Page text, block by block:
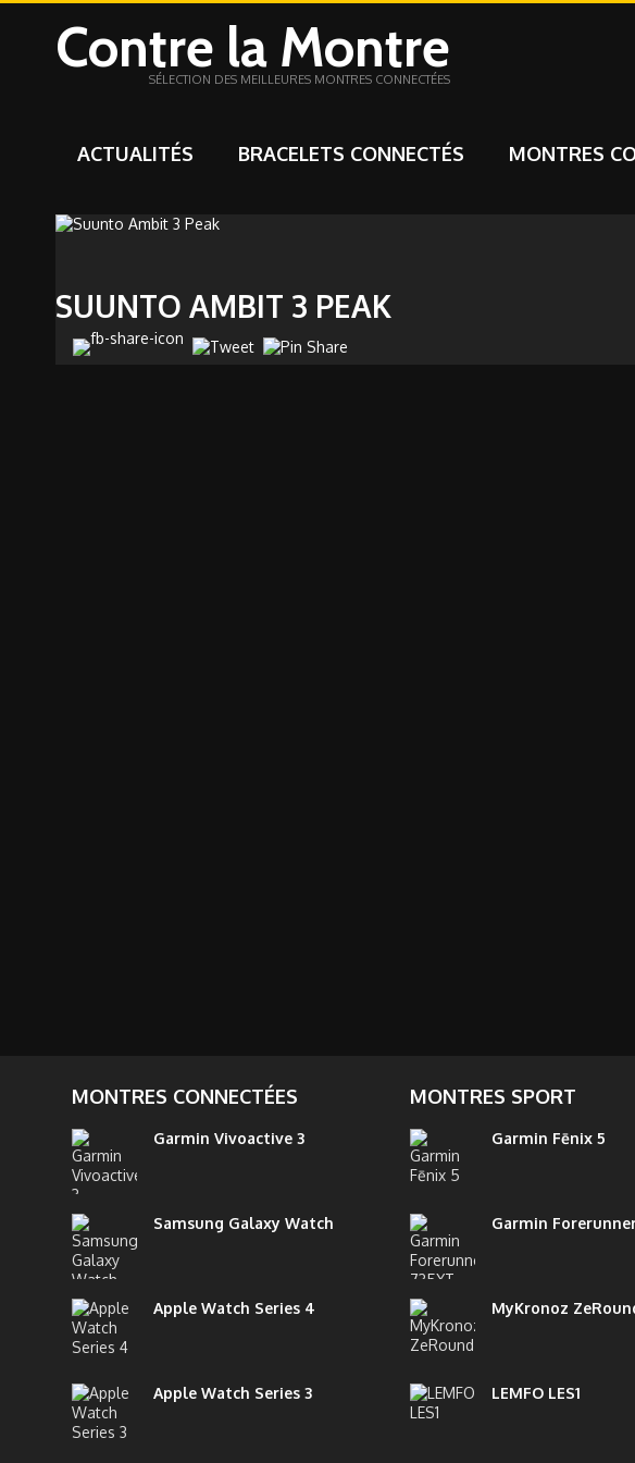
Contre la Montre
SÉLECTION DES MEILLEURES MONTRES CONNECTÉES
ACTUALITÉS BRACELETS CONNECTÉS MONTRES
SUUNTO AMBIT 3 PEAK
MONTRES CONNECTÉES
Garmin Vivoactive 3
Samsung Galaxy Watch
Apple Watch Series 4
Apple Watch Series 3
MONTRES SPORT
Garmin Fēnix 5
Garmin
MyKronoz
LEMFO LES1